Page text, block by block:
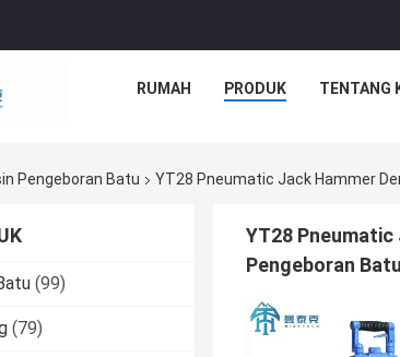
RUMAH PRODUK TENTANG
Pengeboran Batu YT28 Pneumatic Jack Hammer
(99)
(79)
YT28
Pengeboran